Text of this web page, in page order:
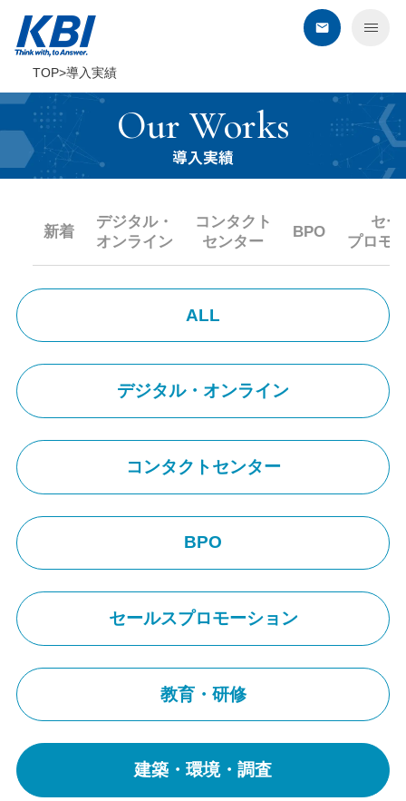
KBIについて
サービス
コンタクトセンター
BPO
セールスプロモーション
TOP 導入実績
Our Works
導入実績
新着
デジタル・
オンライン
コンタクト
センター
BPO
セー
プロモ
ALL
デジタル・オンライン
コンタクトセンター
BPO
セールスプロモーション
教育・研修
建築・環境・調査